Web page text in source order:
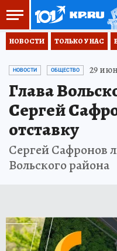
НОВОСТИ ТОЛЬКО У НАС
НОВОСТИ ОБЩЕСТВО 29
Глава
Сергей
отставку
Сергей Сафронов
Вольского района